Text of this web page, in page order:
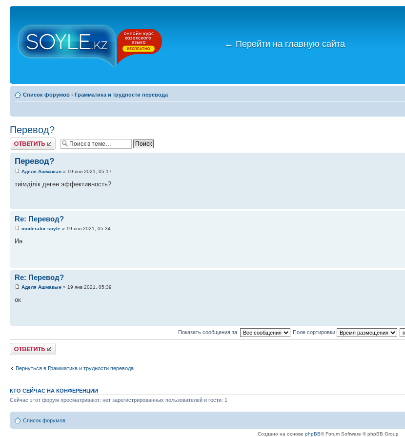
← Перейти на главную сайта
Список форумов ‹ Грамматика и трудности перевода
Перевод?
Ответить
Перевод?
Аделя Ашмакын » 19 янв 2021, 05:17
тиімділік деген эффективность?
Re: Перевод?
moderator soyle » 19 янв 2021, 05:34
Иә
Re: Перевод?
Аделя Ашмакын » 19 янв 2021, 05:39
ок
Показать сообщения за: Поле сортировки
Ответить
Вернуться в Грамматика и трудности перевода
КТО СЕЙЧАС НА КОНФЕРЕНЦИИ
Сейчас этот форум просматривают: нет зарегистрированных пользователей и гости: 1
Список форумов
Создано на основе phpBB® Forum Software © phpBB Group